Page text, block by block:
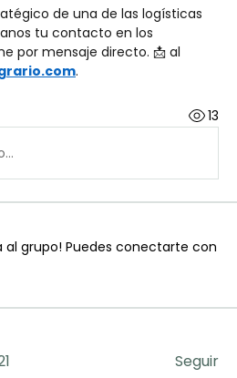
de una de las logísticas
tu contacto en los
por mensaje directo. 📩 al
.
13
al grupo! Puedes conectarte con
Seguir